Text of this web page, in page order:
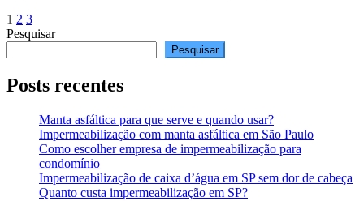
Paginação
de
Página
1 Página
2 Página
3
Pesquisar
Pesquisar
Posts recentes
Manta asfáltica para que serve e quando usar?
Impermeabilização com manta asfáltica em São Paulo
Como escolher empresa de impermeabilização para
condomínio
Impermeabilização de caixa d’água em SP sem dor de cabeça
Quanto custa impermeabilização em SP?